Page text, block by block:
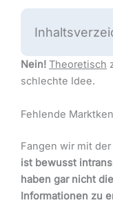
Nein! Theoretisch
schlechte Idee.
Fehlende
Fangen wir mit
ist bewusst
haben gar nicht
Informationen zu